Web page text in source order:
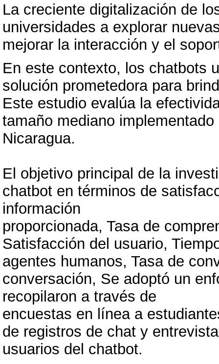
La creciente digitalización de
universidades a explorar
mejorar la interacción y el
En este contexto, los chatbots
solución prometedora para
Este estudio evalúa la
tamaño mediano
Nicaragua.
El objetivo principal de la
chatbot en términos de
información
proporcionada, Tasa de
Satisfacción del usuario,
agentes humanos, Tasa de
conversación, Se adoptó un
recopilaron a través de
encuestas en línea a
de registros de chat y
usuarios del chatbot.